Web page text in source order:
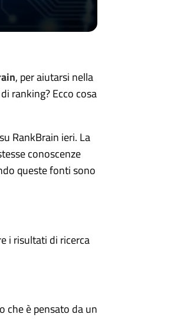
, per aiutarsi nella
ranking? Ecco cosa
RankBrain ieri. La
conoscenze
queste fonti sono
i risultati di ricerca
che è pensato da un